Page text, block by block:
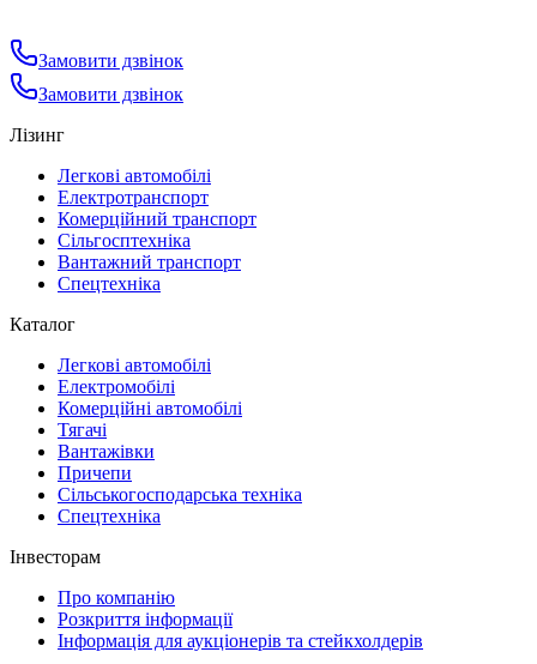
Замовити дзвінок
Замовити дзвінок
Лізинг
Легкові автомобілі
Електротранспорт
Комерційний транспорт
Сільгосптехніка
Вантажний транспорт
Спецтехніка
Каталог
Легкові автомобілі
Електромобілі
Комерційні автомобілі
Тягачі
Вантажівки
Причепи
Сільськогосподарська техніка
Спецтехніка
Інвесторам
Про компанію
Розкриття інформації
Інформація для аукціонерів та стейкхолдерів